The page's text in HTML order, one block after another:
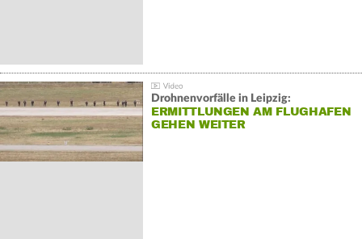
Drohnenvorfälle in Leipzig:
ERMITTLUNGEN AM FLUGHAFEN
GEHEN WEITER